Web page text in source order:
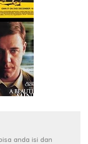
anda isi dan